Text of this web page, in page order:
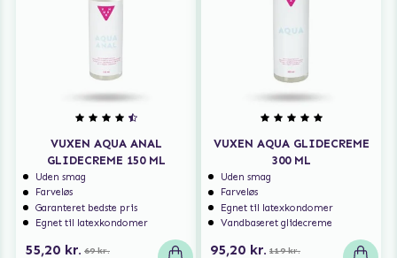
VUXEN AQUA ANAL
GLIDECREME 150 ML
Uden smag
Farveløs
Garanteret bedste pris
Egnet til latexkondomer
55,20 kr. 69 kr.
VUXEN AQUA GLIDECREME
300 ML
Uden smag
Farveløs
Egnet til latexkondomer
Vandbaseret glidecreme
95,20 kr. 119 kr.